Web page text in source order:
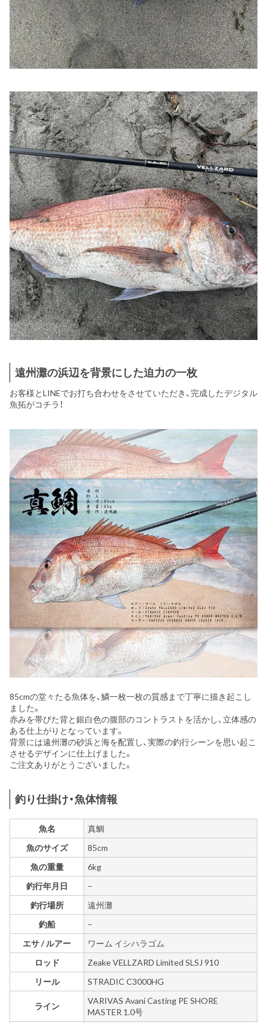
遠州灘の浜辺を背景にした迫力の一枚
お客様とLINEでお打ち合わせをさせていただき、完成したデジタル
魚拓がコチラ！
85cmの堂々たる魚体を、鱗一枚一枚の質感まで丁寧に描き起こし
ました。
赤みを帯びた背と銀白色の腹部のコントラストを活かし、立体感の
ある仕上がりとなっています。
背景には遠州灘の砂浜と海を配置し、実際の釣行シーンを思い起こ
させるデザインに仕上げました。
ご注文ありがとうございました。
釣り仕掛け・魚体情報
魚名
真鯛
魚のサイズ
85cm
魚の重量
6kg
釣行年月日
–
釣行場所
遠州灘
釣船
–
エサ / ルアー
ワーム イシハラゴム
ロッド
Zeake VELLZARD Limited SLSJ 910
リール
STRADIC C3000HG
ライン
VARIVAS Avani Casting PE SHORE
MASTER 1.0号